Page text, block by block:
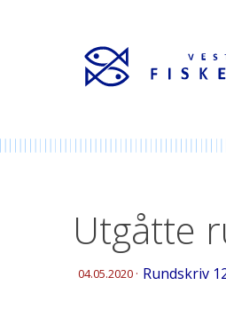
Utgåtte
04.05.2020 · Rundskriv